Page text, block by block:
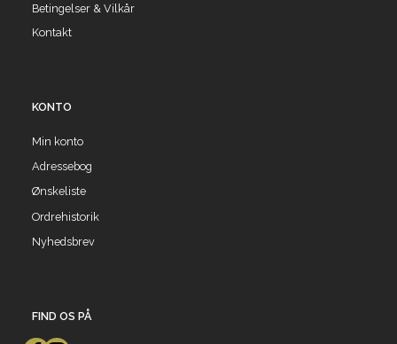
Betingelser & Vilkår
Kontakt
KONTO
Min konto
Adressebog
Ønskeliste
Ordrehistorik
Nyhedsbrev
FIND OS PÅ